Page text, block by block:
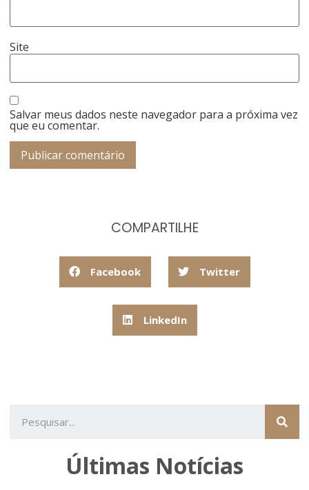
Site
Salvar meus dados neste navegador para a próxima vez
que eu comentar.
COMPARTILHE
Facebook Twitter
LinkedIn
Últimas Notícias